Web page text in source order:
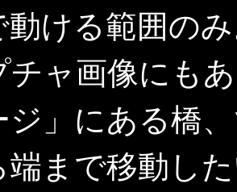
動ける範囲の
チャ画像にも
ジ」にある橋
端まで移動し